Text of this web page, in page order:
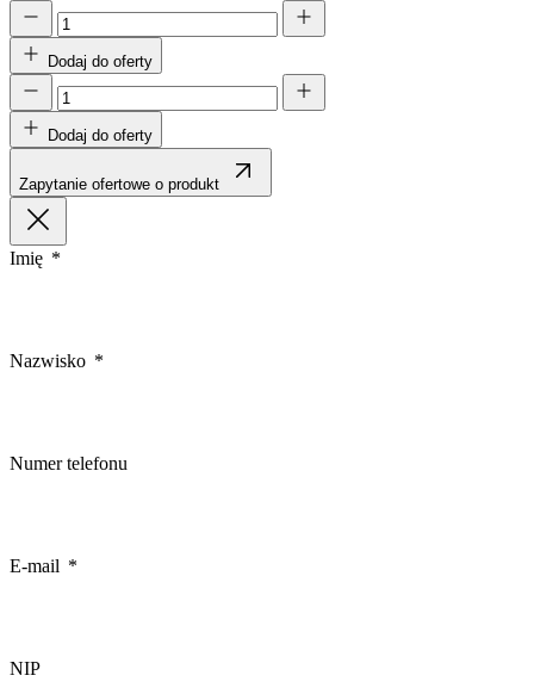
Dodaj do oferty
Dodaj do oferty
Zapytanie ofertowe o produkt
Imię
Nazwisko
Numer telefonu
E-mail
NIP